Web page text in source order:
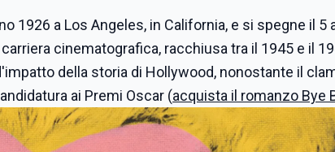
1926 a Los Angeles, in California, e si spegne il 5
cinematografica, racchiusa tra il 1945 e il
della storia di Hollywood, nonostante il
ai Premi Oscar (acquista il romanzo Bye